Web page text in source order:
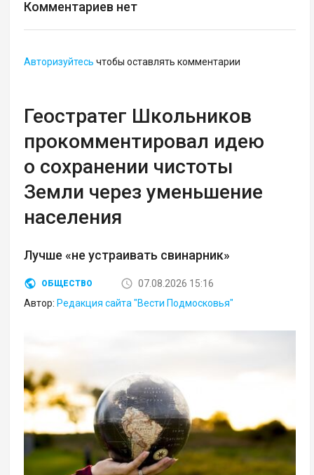
Комментариев нет
Авторизуйтесь чтобы оставлять комментарии
Геостратег Школьников
прокомментировал идею
о сохранении чистоты
Земли через уменьшение
населения
Лучше «не устраивать свинарник»
ОБЩЕСТВО
07.08.2026 15:16
Автор: Редакция сайта "Вести Подмосковья"